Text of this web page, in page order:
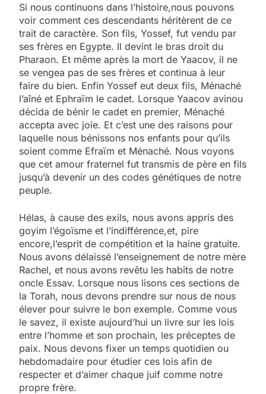
Si nous continuons dans l’histoire,nous pouvons
voir comment ces descendants héritèrent de ce
trait de caractère. Son fils, Yossef, fut vendu par
ses frères en Egypte. Il devint le bras droit du
Pharaon. Et même après la mort de Yaacov, il ne
se vengea pas de ses frères et continua à leur
faire du bien. Enfin Yossef eut deux fils, Ménaché
l’aîné et Ephraïm le cadet. Lorsque Yaacov avinou
décida de bénir le cadet en premier, Ménaché
accepta avec joie. Et c’est une des raisons pour
laquelle nous bénissons nos enfants pour qu’ils
soient comme Efraïm et Ménaché. Nous voyons
que cet amour fraternel fut transmis de père en fils
jusqu’à devenir un des codes génétiques de notre
peuple.
Hélas, à cause des exils, nous avons appris des
goyim l’égoïsme et l’indifférence,et, pire
encore,l’esprit de compétition et la haine gratuite.
Nous avons délaissé l’enseignement de notre mère
Rachel, et nous avons revêtu les habits de notre
oncle Essav. Lorsque nous lisons ces sections de
la Torah, nous devons prendre sur nous de nous
élever pour suivre le bon exemple. Comme vous
le savez, il existe aujourd’hui un livre sur les lois
entre l’homme et son prochain, les préceptes de
paix. Nous devons fixer un temps quotidien ou
hebdomadaire pour étudier ces lois afin de
respecter et d’aimer chaque juif comme notre
propre frère.